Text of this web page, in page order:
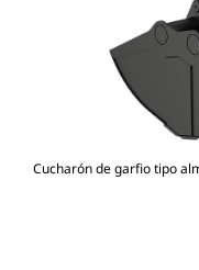
Cucharón de garfio tipo